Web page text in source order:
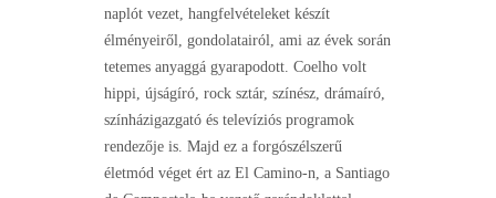
naplót vezet, hangfelvételeket készít
élményeiről, gondolatairól, ami az évek során
tetemes anyaggá gyarapodott. Coelho volt
hippi, újságíró, rock sztár, színész, drámaíró,
színházigazgató és televíziós programok
rendezője is. Majd ez a forgószélszerű
életmód véget ért az El Camino-n, a Santiago